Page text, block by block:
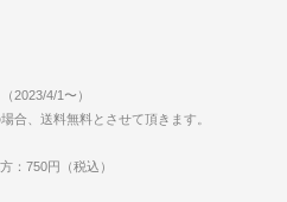
2023/4/1〜）
合、送料無料とさせて頂きます。
：750円（税込）